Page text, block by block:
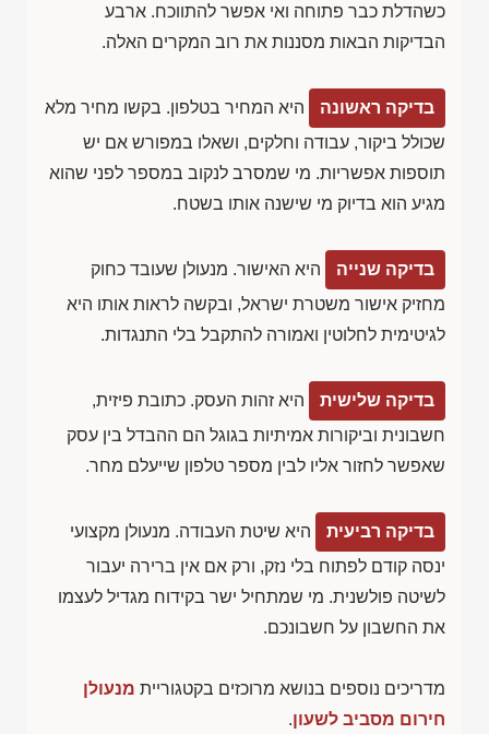
כשהדלת כבר פתוחה ואי אפשר להתווכח. ארבע
הבדיקות הבאות מסננות את רוב המקרים האלה.
בדיקה ראשונה
היא המחיר בטלפון. בקשו מחיר מלא
שכולל ביקור, עבודה וחלקים, ושאלו במפורש אם יש
תוספות אפשריות. מי שמסרב לנקוב במספר לפני שהוא
מגיע הוא בדיוק מי שישנה אותו בשטח.
בדיקה שנייה
היא האישור. מנעולן שעובד כחוק
מחזיק אישור משטרת ישראל, ובקשה לראות אותו היא
לגיטימית לחלוטין ואמורה להתקבל בלי התנגדות.
בדיקה שלישית
היא זהות העסק. כתובת פיזית,
חשבונית וביקורות אמיתיות בגוגל הם ההבדל בין עסק
שאפשר לחזור אליו לבין מספר טלפון שייעלם מחר.
בדיקה רביעית
היא שיטת העבודה. מנעולן מקצועי
ינסה קודם לפתוח בלי נזק, ורק אם אין ברירה יעבור
לשיטה פולשנית. מי שמתחיל ישר בקידוח מגדיל לעצמו
את החשבון על חשבונכם.
מדריכים נוספים בנושא מרוכזים בקטגוריית מנעולן
חירום מסביב לשעון.